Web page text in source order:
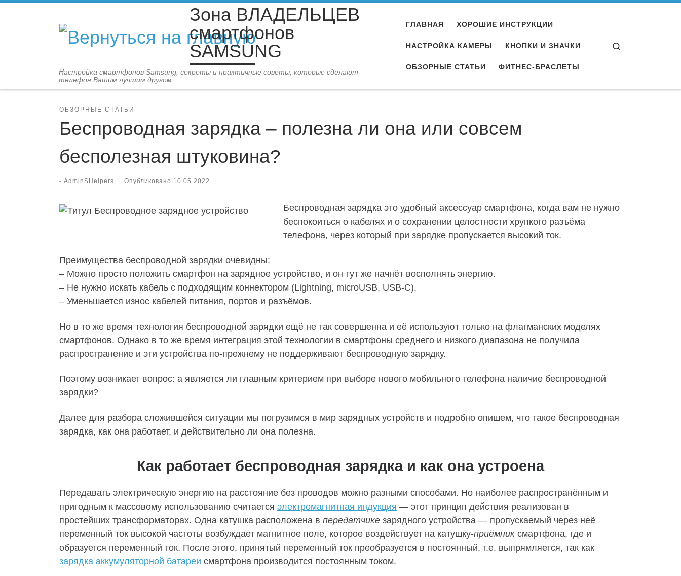
Зона ВЛАДЕЛЬЦЕВ
смартфонов
SAMSUNG
Настройка смартфонов Samsung, секреты и практичные советы, которые сделают
телефон Вашим лучшим другом.
ГЛАВНАЯ ХОРОШИЕ ИНСТРУКЦИИ
НАСТРОЙКА КАМЕРЫ КНОПКИ И ЗНАЧКИ
ОБЗОРНЫЕ СТАТЬИ ФИТНЕС-БРАСЛЕТЫ
ОБЗОРНЫЕ СТАТЬИ
Беспроводная зарядка – полезна ли она или совсем
бесполезная штуковина?
- AdminSHelpers | Опубликовано 10.05.2022
Беспроводная зарядка это удобный аксессуар смартфона, когда вам не нужно
беспокоиться о кабелях и о сохранении целостности хрупкого разъёма
телефона, через который при зарядке пропускается высокий ток.
Преимущества беспроводной зарядки очевидны:
– Можно просто положить смартфон на зарядное устройство, и он тут же начнёт восполнять энергию.
– Не нужно искать кабель с подходящим коннектором (Lightning, microUSB, USB-C).
– Уменьшается износ кабелей питания, портов и разъёмов.
Но в то же время технология беспроводной зарядки ещё не так совершенна и её используют только на флагманских моделях
смартфонов. Однако в то же время интеграция этой технологии в смартфоны среднего и низкого диапазона не получила
распространение и эти устройства по-прежнему не поддерживают беспроводную зарядку.
Поэтому возникает вопрос: а является ли главным критерием при выборе нового мобильного телефона наличие беспроводной
зарядки?
Далее для разбора сложившейся ситуации мы погрузимся в мир зарядных устройств и подробно опишем, что такое беспроводная
зарядка, как она работает, и действительно ли она полезна.
Как работает беспроводная зарядка и как она устроена
Передавать электрическую энергию на расстояние без проводов можно разными способами. Но наиболее распространённым и
пригодным к массовому использованию считается электромагнитная индукция — этот принцип действия реализован в
простейших трансформаторах. Одна катушка расположена в передатчике зарядного устройства — пропускаемый через неё
переменный ток высокой частоты возбуждает магнитное поле, которое воздействует на катушку-приёмник смартфона, где и
образуется переменный ток. После этого, принятый переменный ток преобразуется в постоянный, т.е. выпрямляется, так как
зарядка аккумуляторной батареи смартфона производится постоянным током.